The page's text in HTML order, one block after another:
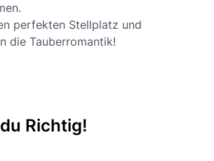
perfekten Stellplatz und
die Tauberromantik!
Richtig!